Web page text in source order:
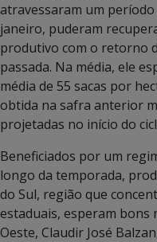
atravessaram um
janeiro, puderam
produtivo com o retorno
passada. Na média, ele
média de 55 sacas por
obtida na safra anterior
projetadas no início do
Beneficiados por um
longo da temporada,
do Sul, região que
estaduais, esperam bons
Oeste, Claudir José